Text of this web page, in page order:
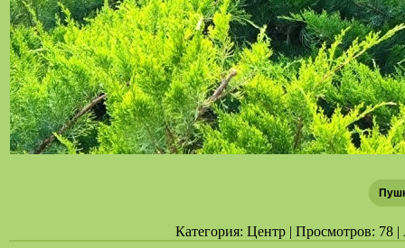
Категория: Центр | Просмотров: 78